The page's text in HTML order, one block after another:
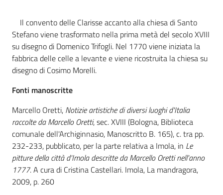
Scopri
i
contenuti
Risorse
online
Casa
Piani
Il convento delle Clarisse accanto alla chiesa di Santo
Stefano viene trasformato nella prima metà del secolo XVIII
su disegno di Domenico Trifogli. Nel 1770 viene iniziata la
fabbrica delle celle a levante e viene ricostruita la chiesa su
disegno di Cosimo Morelli.
Fonti manoscritte
Marcello Oretti, Notizie artistiche di diversi luoghi d'Italia
raccolte da Marcello Oretti, sec. XVIII (Bologna, Biblioteca
comunale dell'Archiginnasio, Manoscritto B. 165), c. tra pp.
232-233, pubblicato, per la parte relativa a Imola, in Le
pitture della città d'Imola descritte da Marcello Oretti nell'anno
1777. A cura di Cristina Castellari. Imola, La mandragora,
2009, p. 260